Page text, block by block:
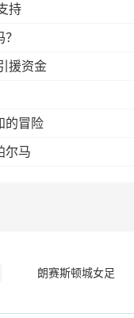
持
援资金
的冒险
尔马
朗赛斯顿城女足